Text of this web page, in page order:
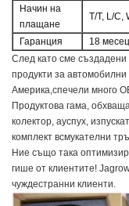
Начин на
плащане
T/T, L/C,
Гаранция
18
След като сме
продукти за
Америка, спечели много
Продуктова гама,
колектор, ауспух,
комплект всмукателни
Ние също така
гише от клиентите!
чуждестранни клиенти.